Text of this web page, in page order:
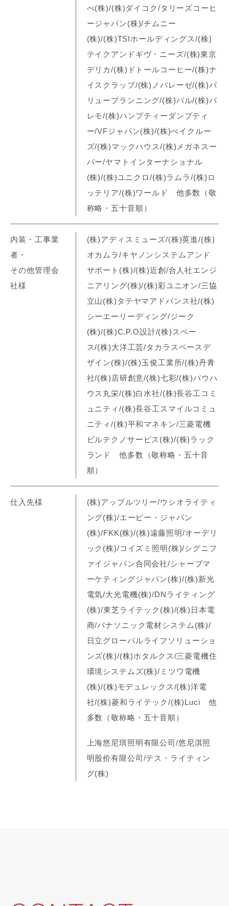
べ(株)/(株)ダイコク/タリーズコーヒ
ージャパン(株)/チムニー
(株)/(株)TSIホールディングス/(株)
テイクアンドギヴ・ニーズ/(株)東京
デリカ/(株)ドトールコーヒー/(株)ナ
イスクラップ/(株)ノバレーゼ/(株)バ
リュープランニング/(株)パル/(株)パ
レモ/(株)ハンプティーダンプティ
ー/VFジャパン(株)/(株)べイクルー
ズ/(株)マックハウス/(株)メガネスー
パー/ヤマトインターナショナル
(株)/(株)ユニクロ/(株)ラムラ/(株)ロ
ッテリア/(株)ワールド 他多数（敬
称略・五十音順）
内装・工事業
者・
その他管理会
社様
(株)アディスミューズ/(株)英進/(株)
オカムラ/キヤノンシステムアンド
サポート(株)/(株)近創/合人社エンジ
ニアリング(株)/(株)彩ユニオン/三協
立山(株)タテヤマアドバンス社/(株)
シーエーリーディング/ジーク
(株)/(株)C.P.O設計/(株)スペー
ス/(株)大洋工芸/タカラスペースデ
ザイン(株)/(株)玉俊工業所/(株)丹青
社/(株)店研創意/(株)七彩/(株)バウハ
ウス丸栄/(株)白水社/(株)長谷工コミ
ュニティ/(株)長谷工スマイルコミュ
ニティ/(株)平和マネキン/三菱電機
ビルテクノサービス(株)/(株)ラック
ランド 他多数（敬称略・五十音
順）
仕入先様
(株)アップルツリー/ウシオライティ
ング(株)/エーピー・ジャパン
(株)/FKK(株)/(株)遠藤照明/オーデリ
ック(株)/コイズミ照明(株)/シグニフ
ァイジャパン合同会社/シャーブマ
ーケティングジャパン(株)/(株)新光
電気/大光電機(株)/DNライティング
(株)/東芝ライテック(株)/(株)日本電
商/パナソニック電材システム(株)/
日立グローバルライフソリューショ
ンズ(株)/(株)ホタルクス/三菱電機住
環境システムズ(株)/ミツワ電機
(株)/(株)モデュレックス/(株)洋電
社/(株)菱和ライテック/(株)Luci 他
多数（敬称略・五十音順）
上海悠尼琪照明有限公司/悠尼淇照
明股价有限公司/テス・ライティン
グ(株)